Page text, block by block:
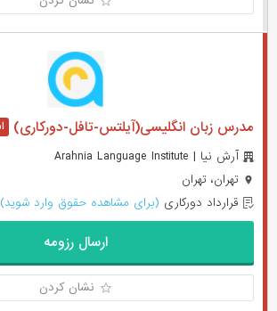
مدرس زبان انگلیسی(آیلتس-تافل-دورکاری)
آرش نیا | Arahnia Language Institute
تهران، تهران
قرارداد دورکاری (برای مشاهده حقوق وارد شوید)
ارسال رزومه
نشان کردن